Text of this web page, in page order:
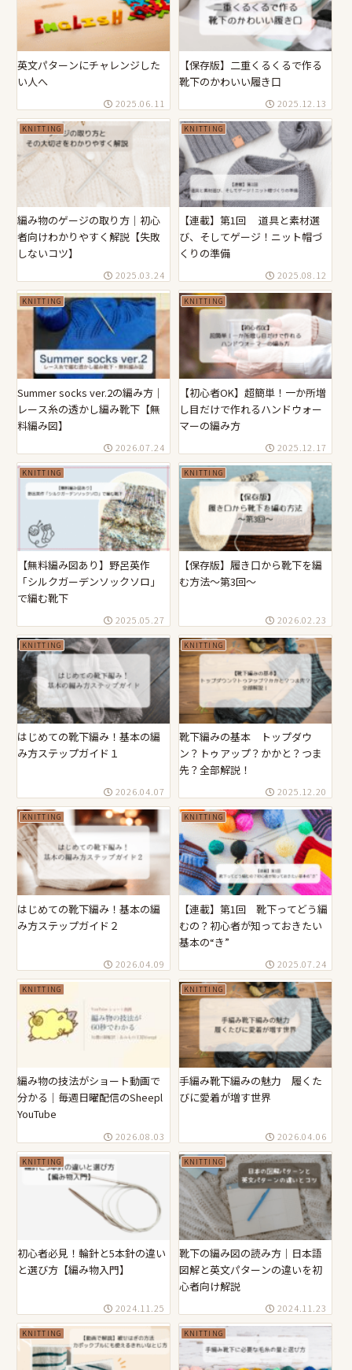
英文パターンにチャレンジした
い人へ
2025.06.11
【保存版】二重くるくるで作る
靴下のかわいい履き口
2025.12.13
KNITTING
編み物のゲージの取り方｜初心
者向けわかりやすく解説【失敗
しないコツ】
2025.03.24
KNITTING
【連載】第1回 道具と素材選
び、そしてゲージ！ニット帽づ
くりの準備
2025.08.12
KNITTING
Summer socks ver.2の編み方｜
レース糸の透かし編み靴下【無
料編み図】
2026.07.24
KNITTING
【初心者OK】超簡単！一か所増
し目だけで作れるハンドウォー
マーの編み方
2025.12.17
KNITTING
【無料編み図あり】野呂英作
「シルクガーデンソックソロ」
で編む靴下
2025.05.27
KNITTING
【保存版】履き口から靴下を編
む方法〜第3回〜
2026.02.23
KNITTING
はじめての靴下編み！基本の編
み方ステップガイド１
2026.04.07
KNITTING
靴下編みの基本 トップダウ
ン？トゥアップ？かかと？つま
先？全部解説！
2025.12.20
KNITTING
はじめての靴下編み！基本の編
み方ステップガイド２
2026.04.09
KNITTING
【連載】第1回 靴下ってどう編
むの？初心者が知っておきたい
基本の“き”
2025.07.24
KNITTING
編み物の技法がショート動画で
分かる｜毎週日曜配信のSheepl
YouTube
2026.08.03
KNITTING
手編み靴下編みの魅力 履くた
びに愛着が増す世界
2026.04.06
KNITTING
初心者必見！輪針と5本針の違い
と選び方【編み物入門】
2024.11.25
KNITTING
靴下の編み図の読み方｜日本語
図解と英文パターンの違いを初
心者向け解説
2024.11.23
KNITTING KNITTING